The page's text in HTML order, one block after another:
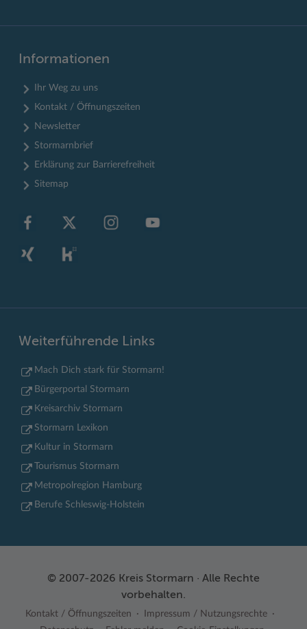
Informationen
Ihr Weg zu uns
Kontakt / Öffnungszeiten
Newsletter
Stormarnbrief
Erklärung zur Barrierefreiheit
Sitemap
Weiterführende Links
Mach Dich stark für Stormarn!
Bürgerportal Stormarn
Kreisarchiv Stormarn
Stormarn Lexikon
Kultur in Stormarn
Tourismus Stormarn
Metropolregion Hamburg
Berufe Schleswig-Holstein
© 2007-2026 Kreis Stormarn · Alle Rechte
vorbehalten.
Kontakt / Öffnungszeiten
Impressum / Nutzungsrechte